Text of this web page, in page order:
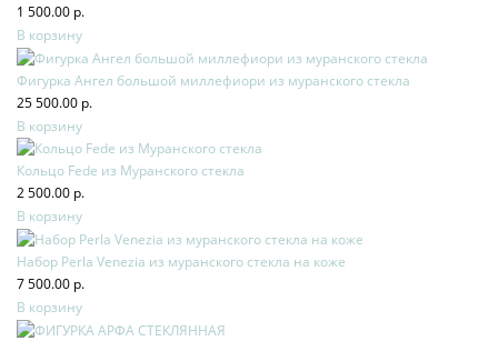
1 500.00 р.
В корзину
Фигурка Ангел большой миллефиори из муранского стекла
25 500.00 р.
В корзину
Кольцо Fede из Муранского стекла
2 500.00 р.
В корзину
Набор Perla Venezia из муранского стекла на коже
7 500.00 р.
В корзину